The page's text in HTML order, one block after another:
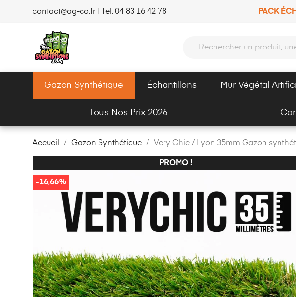
contact@ag-co.fr Tel. 04 83 16 42 78 PACK
Gazon Synthétique Échantillons Mur Végétal
Tous Nos Prix 2026
Accueil Gazon Synthétique Very Chic / Lyon 35mm Gazon
PROMO !
-16,66%